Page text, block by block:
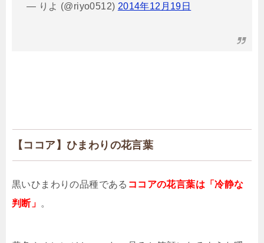
— りよ (@riyo0512) 2014年12月19日
【ココア】ひまわりの花言葉
黒いひまわりの品種である ココアの花言葉は「冷静な
判断」 。